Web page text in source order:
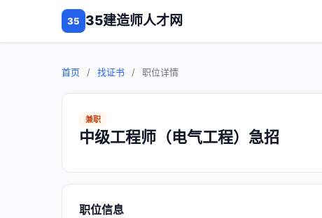
35 35建造师人才网
首页 / 找证书 / 职位详情
兼职
中级工程师（电气工程）急招
职位信息